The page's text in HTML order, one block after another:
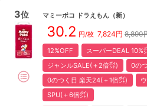
3位 マミーポコ ドラえもん （新）
30.2 円/枚 7,824円 8,890
12%OFF スーパーDEAL 10%
ジャンルSALE(＋2倍㌽)
0の
0のつく日 楽天24(＋1倍㌽)
SPU(＋6倍㌽)